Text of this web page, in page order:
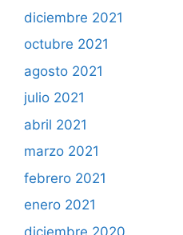
diciembre 2021
octubre 2021
agosto 2021
julio 2021
abril 2021
marzo 2021
febrero 2021
enero 2021
diciembre 2020